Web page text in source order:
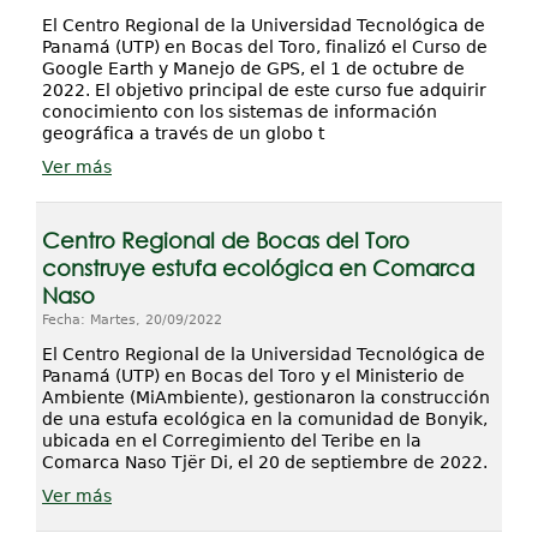
El Centro Regional de la Universidad Tecnológica de
Panamá (UTP) en Bocas del Toro, finalizó el Curso de
Google Earth y Manejo de GPS, el 1 de octubre de
2022. El objetivo principal de este curso fue adquirir
conocimiento con los sistemas de información
geográfica a través de un globo t
Ver más
Centro Regional de Bocas del Toro
construye estufa ecológica en Comarca
Naso
Fecha: Martes, 20/09/2022
El Centro Regional de la Universidad Tecnológica de
Panamá (UTP) en Bocas del Toro y el Ministerio de
Ambiente (MiAmbiente), gestionaron la construcción
de una estufa ecológica en la comunidad de Bonyik,
ubicada en el Corregimiento del Teribe en la
Comarca Naso Tjër Di, el 20 de septiembre de 2022.
Ver más